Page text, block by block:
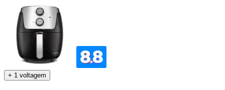
+ 1 voltagem